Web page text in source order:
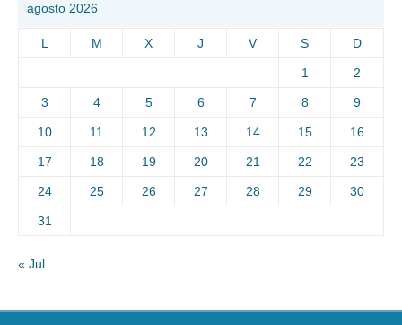
agosto 2026
L M X J V S D
1 2
3 4 5 6 7 8 9
10 11 12 13 14 15 16
17 18 19 20 21 22 23
24 25 26 27 28 29 30
31
« Jul